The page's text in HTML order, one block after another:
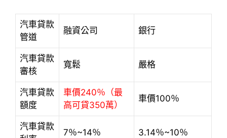
汽車貸款
管道
融資公司 銀行
汽車貸款
審核
寬鬆 嚴格
汽車貸款
額度
車價240％（最
高可貸350萬）
車價100％
汽車貸款
7％~14％ 3.14％~10％